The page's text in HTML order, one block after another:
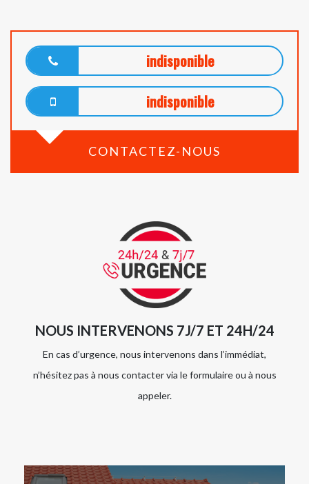
indisponible
indisponible
CONTACTEZ-NOUS
NOUS INTERVENONS 7J/7 ET 24H/24
En cas d’urgence, nous intervenons dans l’immédiat,
n’hésitez pas à nous contacter via le formulaire ou à nous
appeler.